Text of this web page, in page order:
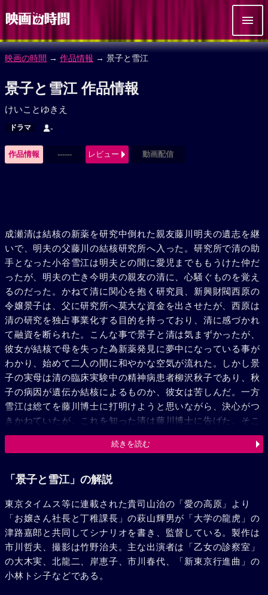
映画の時間 → 作品情報 → 景子と雪江
景子と雪江 作品情報
けいことゆきえ
ドラマ -
作品情報 ------ レビュー 動画配信
成瀬清は結核の新薬を研究中倒れた親友藤川明夫の遺志を継
いで、明夫の父藤川の結核研究所へ入った。研究所で清の助
手となった小谷雪江は明夫との間に愛児までももうけた仲だ
ったが、明夫の亡き今明夫の親友の清に、心騒ぐものを覚え
るのだった。かねて清に関心を抱く研究員、新興財閥西原の
令嬢景子は、父に研究所へ莫大な資金を出させたが、西原は
清の研究を独占事業化する目的を持っており、清に感づかれ
て融資を断られた。こんな事で景子と清は気まずかったが、
彼女が結核で母を失った為新薬発見に夢中になっている事が
わかり、始めて二人の間に和やかな空気が流れた。しかし景
子の実母は清の臨床実験中の精神病患者柳沢秋子であり、秋
子の病因が遺伝か結核によるものか、彼女は苦しんだ。一方
雪江は総てを藤川博士に打明けようと思いながら、決心がつ
きかねていたが、これを知った清は藤川博士に告げた。そこ
へ秋子危篤の報がきた。早速駈けつけた清と景子の手で、二
人が研究を重ねた新薬が注射されたが、秋子は景子の名を呼
り、景子に悪遺伝がない事がわかった。折から坊やを連れて
た雪江は、潔く清に「景子さんの所へ行って上げて。私はお
祖父さんと坊やを育てます」と云った。朝日の輝く高原で
は、母を呼んで泣きながら歩く景子の後を、清は追った。
続きを読む
「景子と雪江」の解説
東京タイムス等に連載された貴司山治の「愛の高原」より
「お嬢さん社長と丁稚課長」の萩山輝男が「大学の龍虎」の
津路嘉郎と共同してシナリオを書き、監督している。製作は
市川哲夫、撮影は竹野治夫。主な出演者は「乙女の診察室」
の大木実、北龍二、岸恵子、市川春代、「新東京行進曲」の
小林トシ子などである。